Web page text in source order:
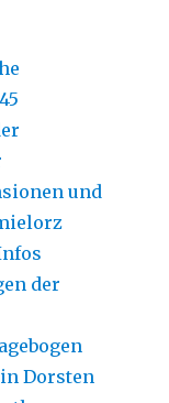
und
der
Dorsten